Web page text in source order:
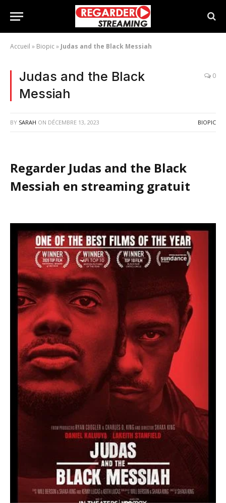
Accueil » Biopic» Judas and the Black Messiah
Judas and the Black
Messiah
0
BY SARAH ON DÉCEMBRE 13, 2023 BIOPIC
Regarder Judas and the Black
Messiah en streaming gratuit